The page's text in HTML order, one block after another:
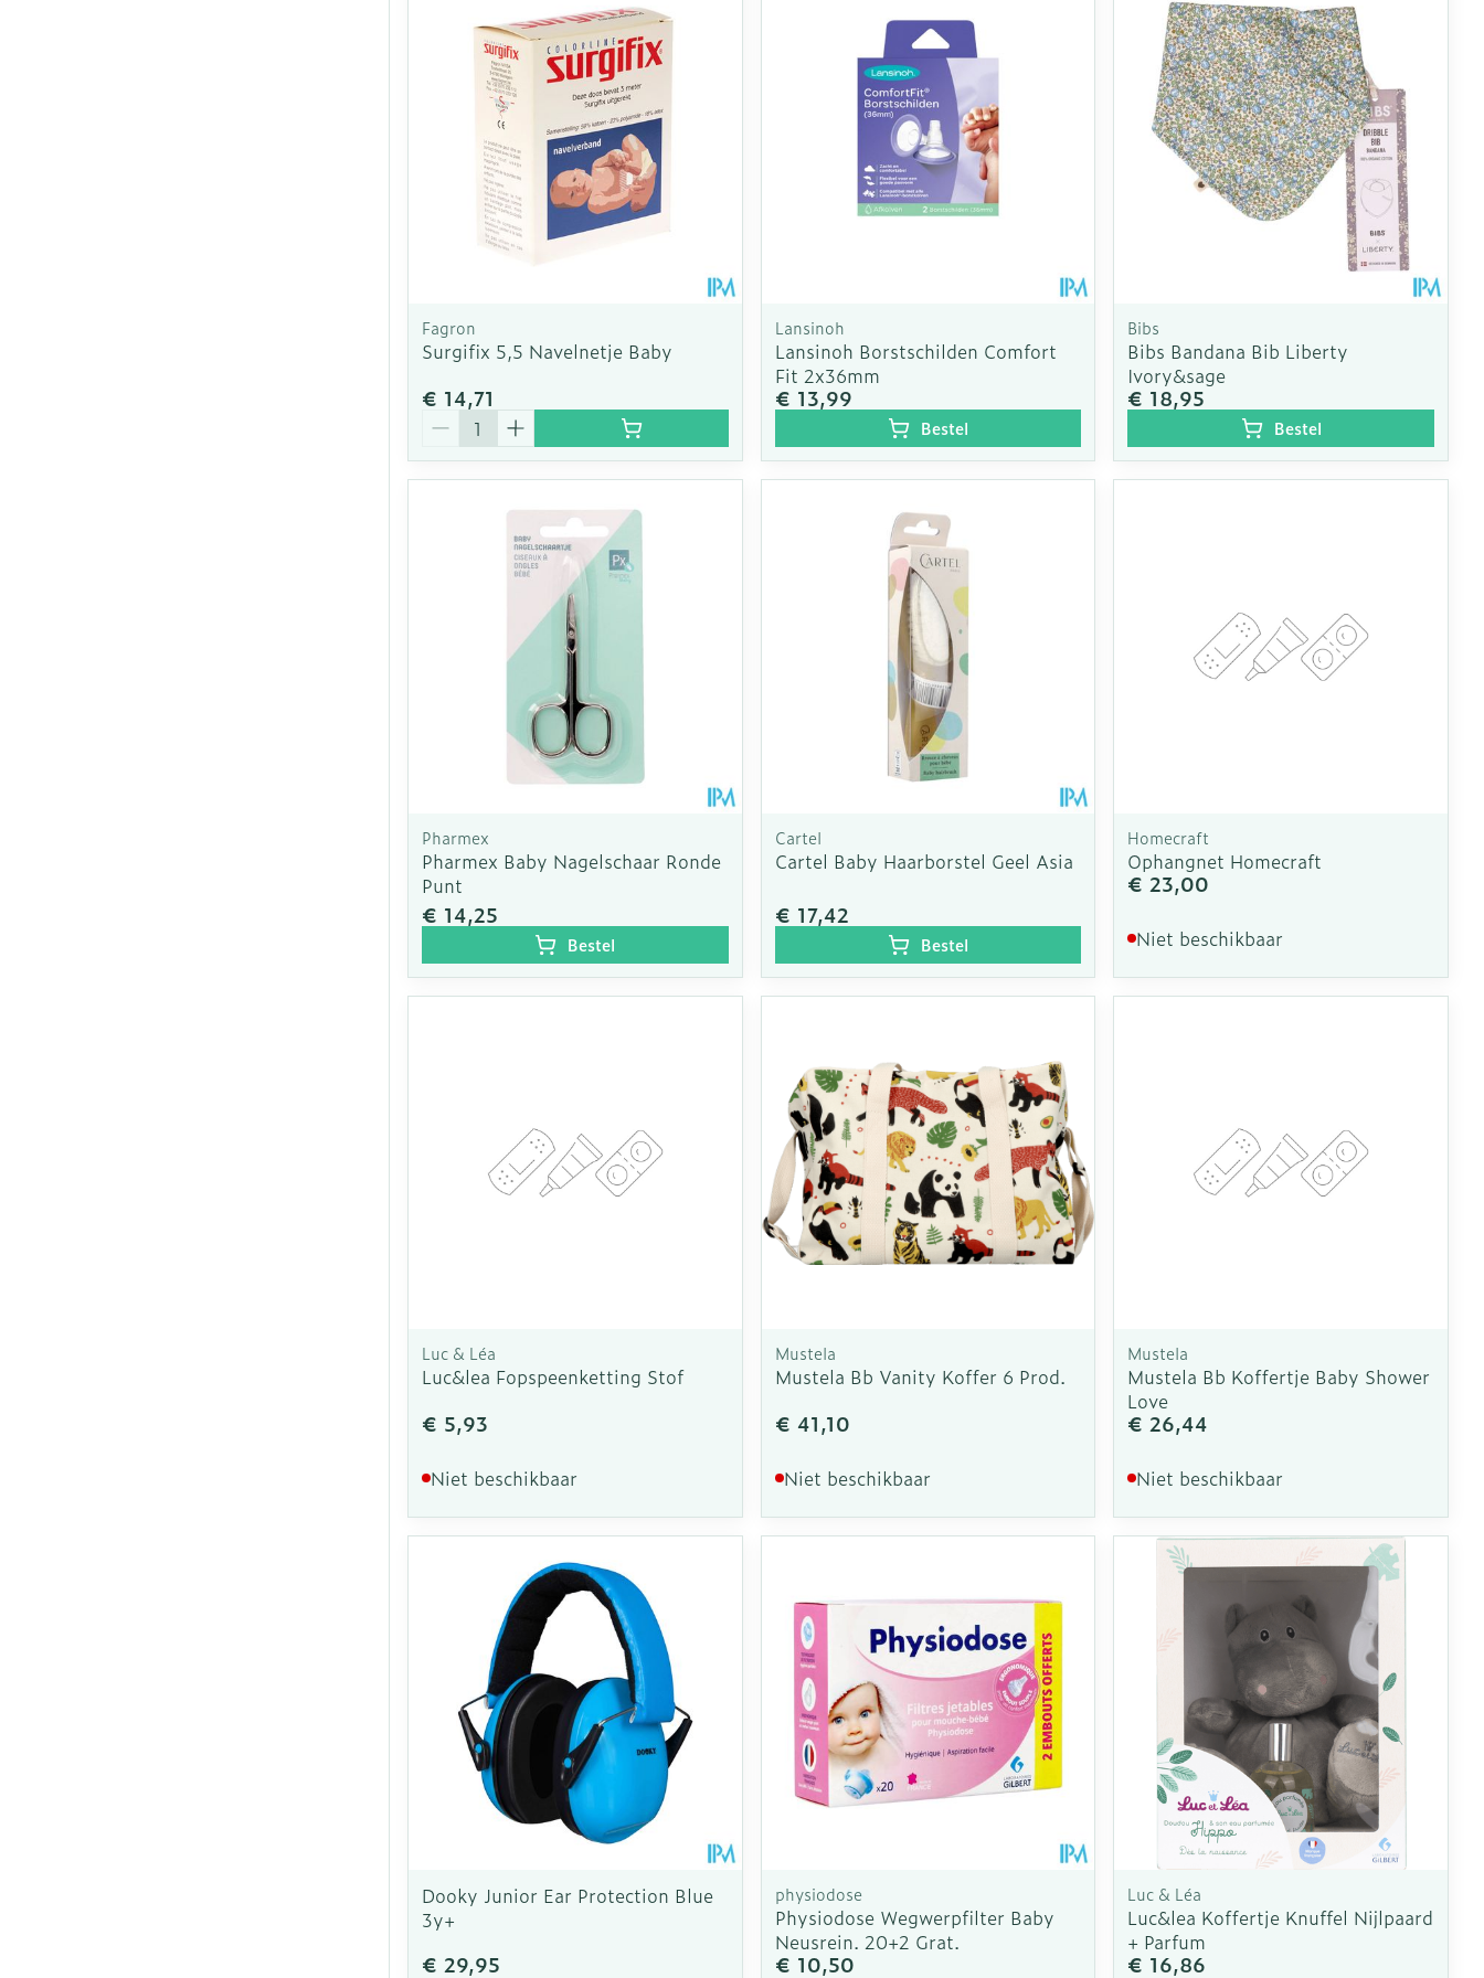
Fagron
Surgifix 5,5 Navelnetje Baby
€ 14,71
Aantal
Lansinoh
Lansinoh Borstschilden Comfort
Fit 2x36mm
€ 13,99
Bestel
Bibs
Bibs Bandana Bib Liberty
Ivory&sage
€ 18,95
Bestel
Pharmex
Pharmex Baby Nagelschaar Ronde
Punt
€ 14,25
Bestel
Cartel
Cartel Baby Haarborstel Geel Asia
€ 17,42
Bestel
Homecraft
Ophangnet Homecraft
€ 23,00
Niet beschikbaar
Luc & Léa
Luc&lea Fopspeenketting Stof
€ 5,93
Niet beschikbaar
Mustela
Mustela Bb Vanity Koffer 6 Prod.
€ 41,10
Niet beschikbaar
Mustela
Mustela Bb Koffertje Baby Shower
Love
€ 26,44
Niet beschikbaar
Dooky Junior Ear Protection Blue
3y+
€ 29,95
physiodose
Physiodose Wegwerpfilter Baby
Neusrein. 20+2 Grat.
€ 10,50
Luc & Léa
Luc&lea Koffertje Knuffel Nijlpaard
+ Parfum
€ 16,86